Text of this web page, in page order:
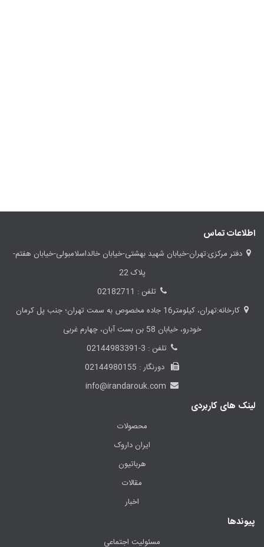
اطلاعات تماس
دفتر مرکزی:تهران-خیابان شهید بهشتی-خیابان خالداسلامبولی-خیابان هفتم-
پلاک 22
تلفن : 02182711
کارخانه:تهران، کیلومتر16 جاده مخصوص به سمت تهران؛ جنب پل کرمان
خودرو، خیابان 58 بن بست آبان، چهارم غربی
تلفن : 3-02144983391
دورنگار : 02144980155
info@irandarouk.com
لینک های کاربردی
محصولات
ایران داروک
هرباتیون
مقالات
اخبار
پیوندها
مسئولیت اجتماعی